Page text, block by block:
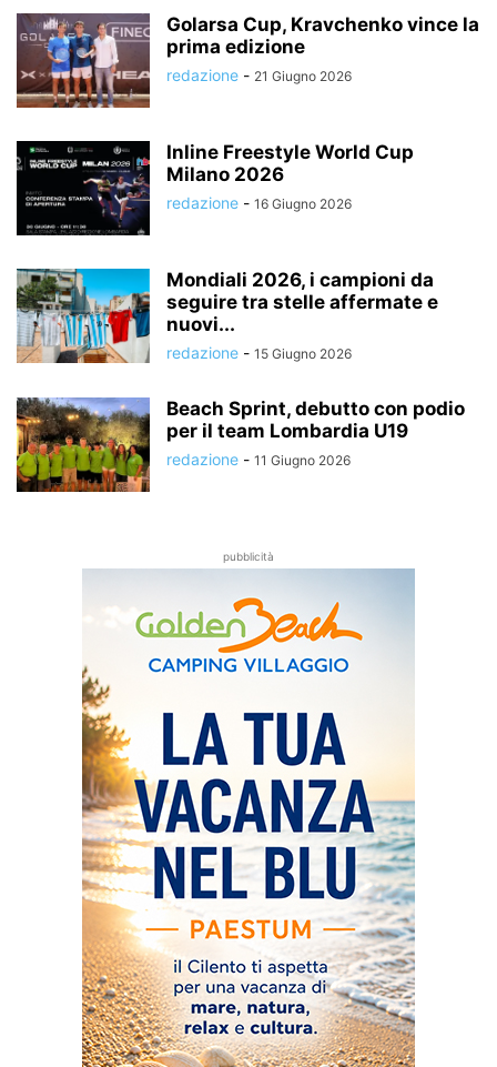
Golarsa Cup, Kravchenko vince la
prima edizione
redazione - 21 Giugno 2026
Inline Freestyle World Cup
Milano 2026
redazione - 16 Giugno 2026
Mondiali 2026, i campioni da
seguire tra stelle affermate e
nuovi...
redazione - 15 Giugno 2026
Beach Sprint, debutto con podio
per il team Lombardia U19
redazione - 11 Giugno 2026
pubblicità